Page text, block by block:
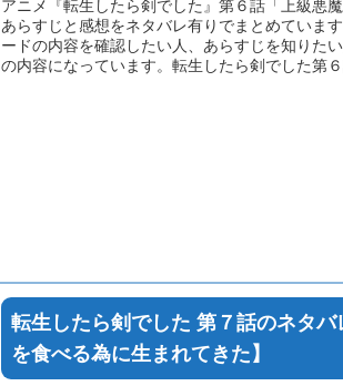
アニメ『転生したら剣でした』第６話「上級悪
あらすじと感想をネタバレ有りでまとめていま
ードの内容を確認したい人、あらすじを知りた
の内容になっています。転生したら剣でした第６
転生したら剣でした 第７話のネタ
を食べる為に生まれてきた】